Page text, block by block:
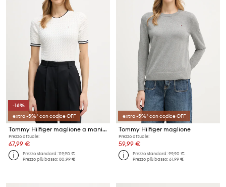
-16%
extra -5%* con codice OFF
Tommy Hilfiger maglione a maniche corte da donna in cotone
Prezzo attuale:
67,99 €
Prezzo standard:119,90 €
Prezzo più basso:80,99 €
extra -5%* con codice OFF
Tommy Hilfiger maglione
Prezzo attuale:
59,99 €
Prezzo standard:99,90 €
Prezzo più basso:61,99 €